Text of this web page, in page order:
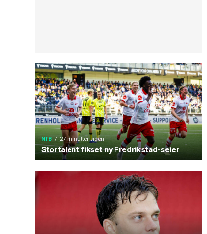
NTB 27 minutter siden
Stortalent fikset ny Fredrikstad-seier